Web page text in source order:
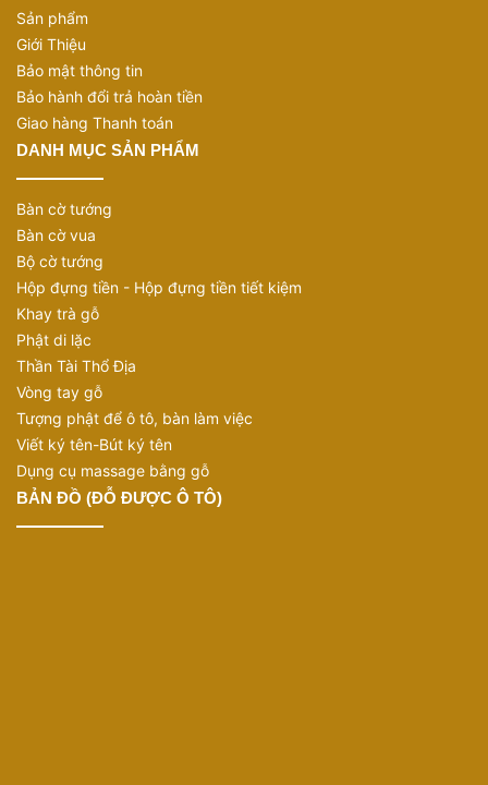
Sản phẩm
Giới Thiệu
Bảo mật thông tin
Bảo hành đổi trả hoàn tiền
Giao hàng Thanh toán
DANH MỤC SẢN PHẨM
Bàn cờ tướng
Bàn cờ vua
Bộ cờ tướng
Hộp đựng tiền - Hộp đựng tiền tiết kiệm
Khay trà gỗ
Phật di lặc
Thần Tài Thổ Địa
Vòng tay gỗ
Tượng phật để ô tô, bàn làm việc
Viết ký tên-Bút ký tên
Dụng cụ massage bằng gỗ
BẢN ĐỒ (ĐỖ ĐƯỢC Ô TÔ)